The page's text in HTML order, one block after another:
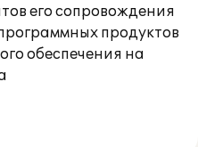
его сопровождения
продуктов
обеспечения на